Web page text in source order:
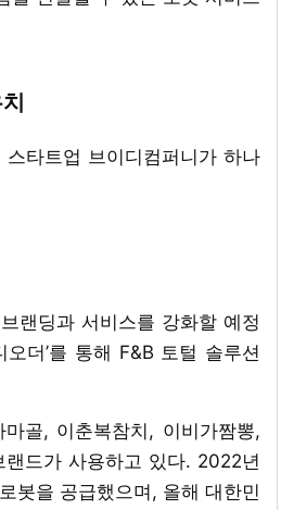
타트업 브이디컴퍼니가 하나
랜딩과 서비스를 강화할 예정
더’를 통해 F&B 토털 솔루션
골, 이춘복참치, 이비가짬뽕,
드가 사용하고 있다. 2022년
봇을 공급했으며, 올해 대한민